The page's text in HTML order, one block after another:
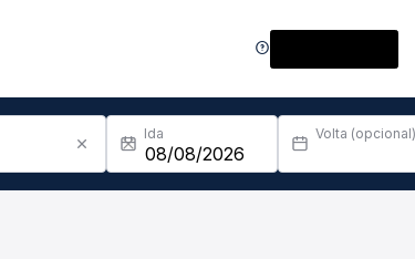
Ida Volta (opcional)